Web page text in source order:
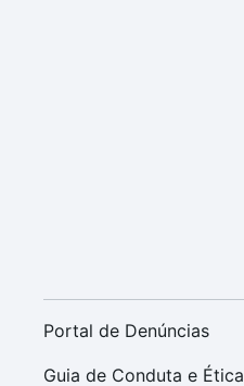
Portal de Denúncias
Guia de Conduta e Ética